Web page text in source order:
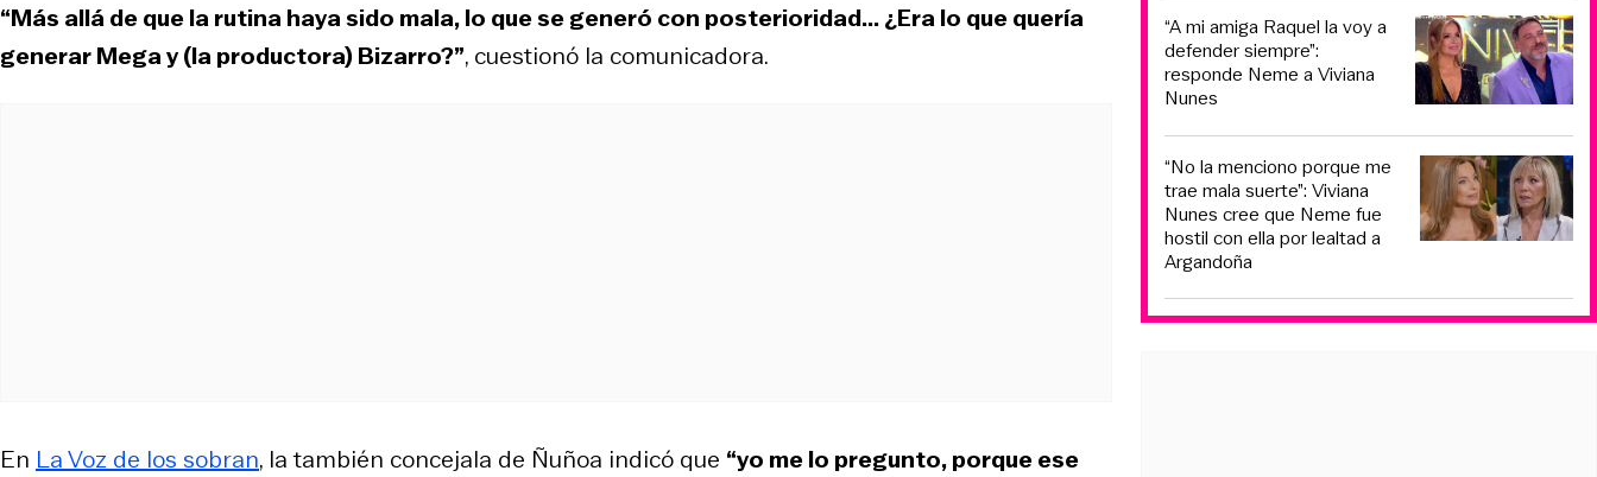
“Más allá de que la rutina haya sido mala, lo que se generó con posterioridad... ¿Era lo que quería
generar Mega y (la productora) Bizarro?”, cuestionó la comunicadora.
En La Voz de los sobran, la también concejala de Ñuñoa indicó que “yo me lo pregunto, porque ese
“A mi amiga Raquel la voy a
defender siempre”:
responde Neme a Viviana
Nunes
“No la menciono porque me
trae mala suerte”: Viviana
Nunes cree que Neme fue
hostil con ella por lealtad a
Argandoña